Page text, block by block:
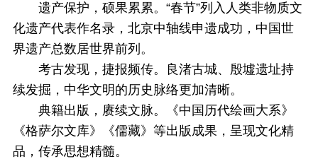
遗产保护，硕果累累。“春节”列入人类非物质文
化遗产代表作名录，北京中轴线申遗成功，中国世
界遗产总数居世界前列。
考古发现，捷报频传。良渚古城、殷墟遗址持
续发掘，中华文明的历史脉络更加清晰。
典籍出版，赓续文脉。《中国历代绘画大系》
《格萨尔文库》《儒藏》等出版成果，呈现文化精
品，传承思想精髓。